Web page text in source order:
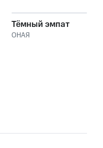
Тёмный эмпат
ОНАЯ